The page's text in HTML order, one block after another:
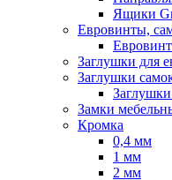
Ящики
Евровинты,
Заглушки для
Заглушки
Замки
Кромка
0,4 мм
1 мм
2 мм